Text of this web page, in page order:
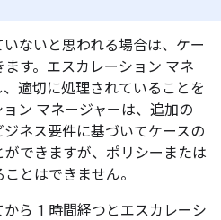
ないと思われる場合は、ケー
す。エスカレーション マネ
適切に処理されていることを
ン マネージャーは、追加の
ネス要件に基づいてケースの
できますが、ポリシーまたは
とはできません。
ら 1 時間経つとエスカレーシ